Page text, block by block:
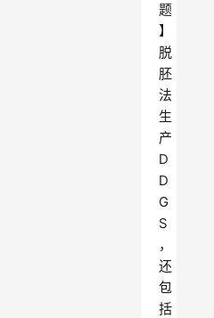
题
】
脱
胚
法
生
产
D
D
G
S
，
还
包
括